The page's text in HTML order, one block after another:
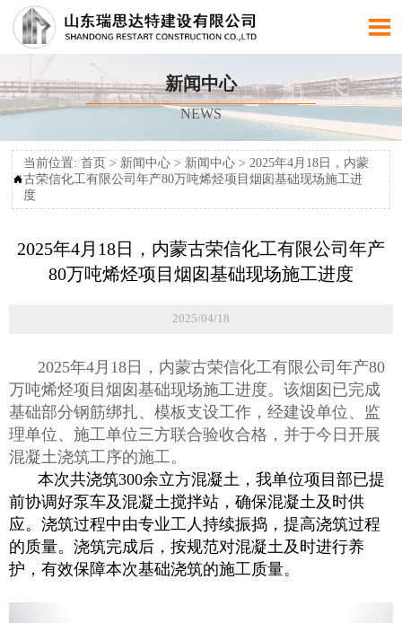

新闻中心
NEWS

当前位置:首页 > 新闻中心 > 新闻中心 > 2025年4月18日，内蒙
古荣信化工有限公司年产80万吨烯烃项目烟囱基础现场施工进
度
2025年4月18日，内蒙古荣信化工有限公司年产
80万吨烯烃项目烟囱基础现场施工进度
2025/04/18
2025年4月18日，内蒙古荣信化工有限公司年产80
万吨烯烃项目烟囱基础现场施工进度。该烟囱已完成
基础部分钢筋绑扎、模板支设工作，经建设单位、监
理单位、施工单位三方联合验收合格，并于今日开展
混凝土浇筑工序的施工。
本次共浇筑300余立方混凝土，我单位项目部已提
前协调好泵车及混凝土搅拌站，确保混凝土及时供
应。浇筑过程中由专业工人持续振捣，提高浇筑过程
的质量。浇筑完成后，按规范对混凝土及时进行养
护，有效保障本次基础浇筑的施工质量。